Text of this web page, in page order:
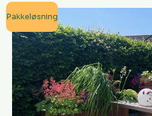
Pakkeløsning